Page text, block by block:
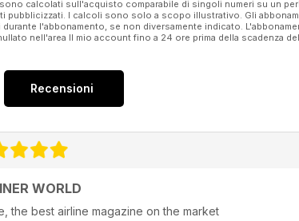
sono calcolati sull'acquisto comparabile di singoli numeri su un
pubblicizzati. I calcoli sono solo a scopo illustrativo. Gli
durante l'abbonamento, se non diversamente indicato.
nell'area Il mio account fino a 24 ore prima della scadenza
Recensioni
WORLD
the best airline magazine on the market